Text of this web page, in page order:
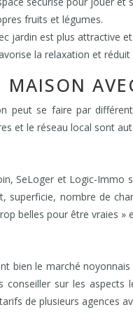
fruits et légumes.
jardin est plus attractive
la relaxation et réduit
MAISON
peut se faire par
et le réseau local sont
SeLoger et Logic-Immo
superficie, nombre de
belles pour être vraies
bien le marché
sur les
de plusieurs agences